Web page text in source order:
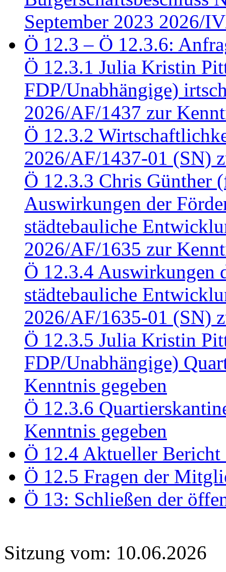
September 2023 2026/
Ö 12.3 – Ö 12.3.6:
Ö 12.3.1 Julia Kristin
FDP/Unabhängige)
2026/AF/1437 zur
Ö 12.3.2
2026/AF/1437-01 (SN)
Ö 12.3.3 Chris Günther
Auswirkungen der
städtebauliche
2026/AF/1635 zur
Ö 12.3.4 Auswirkungen
städtebauliche
2026/AF/1635-01 (SN)
Ö 12.3.5 Julia Kristin
FDP/Unabhängige)
Kenntnis gegeben
Ö 12.3.6
Kenntnis gegeben
Ö 12.4 Aktueller Bericht
Ö 12.5 Fragen der
Ö 13: Schließen der
Sitzung vom: 10.06.2026